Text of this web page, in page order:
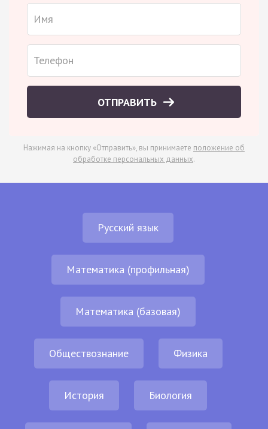
ОТПРАВИТЬ
Нажимая на кнопку «Отправить», вы принимаете положение об
обработке персональных данных.
Русский язык
Математика (профильная)
Математика (базовая)
Обществознание Физика
История Биология